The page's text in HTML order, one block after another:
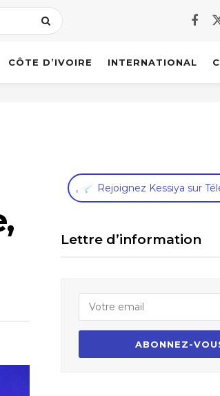
CÔTE D’IVOIRE INTERNATIONAL
, Rejoignez Kessiya sur
Lettre d’information